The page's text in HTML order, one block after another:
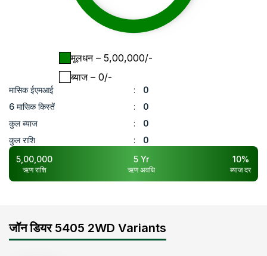
मूलधन– ₹ 5,00,000/-
ब्याज– ₹ 0/-
मासिक ईएमआई :
0
6 मासिक किस्तें
:
0
कुल ब्याज
:
0
कुल राशि
:
0
5,00,000
ऋण राशि
5 Yr
ऋण अवधि
10%
ब्याज दर
जॉन डियर 5405 2WD Variants